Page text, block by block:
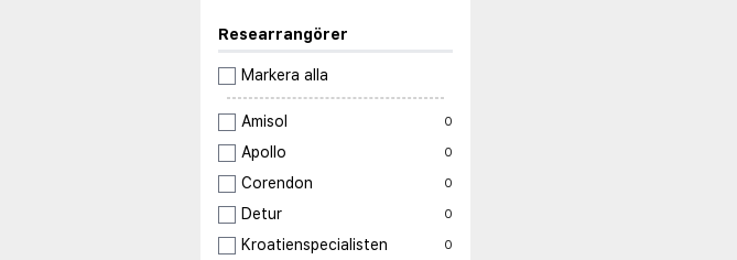
Researrangörer
Markera alla
Amisol 0
Apollo 0
Corendon 0
Detur 0
Kroatienspecialisten 0